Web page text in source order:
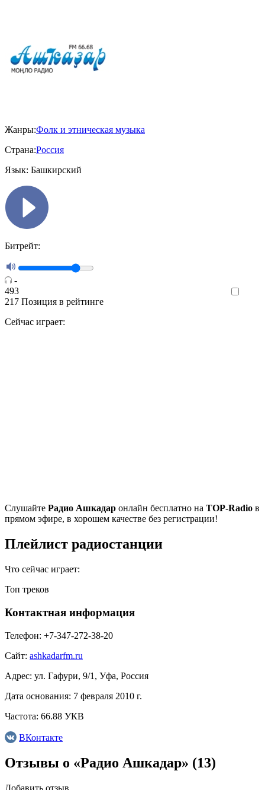
Жанры:Фолк и этническая музыка
Страна:Россия
Язык: Башкирский
Битрейт:
-
493
217 Позиция в рейтинге
Сейчас играет:
Cлушайте Радио Ашкадар онлайн бесплатно на TOP-Radio в
прямом эфире, в хорошем качестве без регистрации!
Плейлист радиостанции
Что сейчас играет:
Топ треков
Контактная информация
Телефон: +7-347-272-38-20
Сайт: ashkadarfm.ru
Адрес: ул. Гафури, 9/1, Уфа, Россия
Дата основания: 7 февраля 2010 г.
Частота: 66.88 УКВ
ВКонтакте
Отзывы о «Радио Ашкадар» (13)
Добавить отзыв